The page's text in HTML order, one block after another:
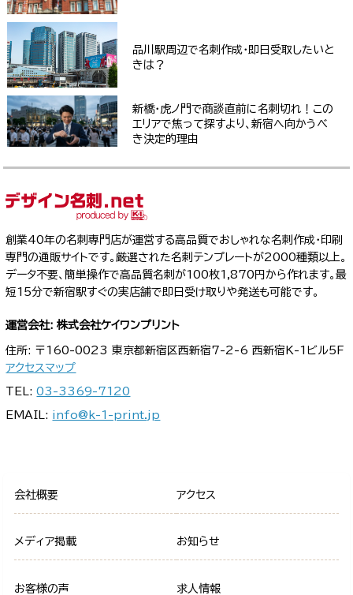
品川駅周辺で名刺作成・即日受取したいと
きは？
新橋・虎ノ門で商談直前に名刺切れ！この
エリアで焦って探すより、新宿へ向かうべ
き決定的理由
創業40年の名刺専門店が運営する高品質でおしゃれな名刺作成・印刷
専門の通販サイトです。厳選された名刺テンプレートが2000種類以上。
データ不要、簡単操作で高品質名刺が100枚1,870円から作れます。最
短15分で新宿駅すぐの実店舗で即日受け取りや発送も可能です。
運営会社: 株式会社ケイワンプリント
住所: 〒160-0023 東京都新宿区西新宿7-2-6 西新宿K-1ビル5F
アクセスマップ
TEL:03-3369-7120
EMAIL: info@k-1-print.jp
会社概要 アクセス
メディア掲載 お知らせ
お客様の声 求人情報